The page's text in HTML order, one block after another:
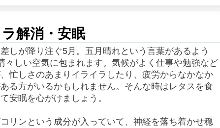
解消・安眠
しが降り注ぐ5月。五月晴れという言葉があるよう
々しい空気に包まれます。気候がよく仕事や勉強など
忙しさのあまりイライラしたり、疲労からなかなか
る方がいるかもしれません。そんな時はレタスを食
安眠を心がけましょう。
リンという成分が入っていて、神経を落ち着かせ穏